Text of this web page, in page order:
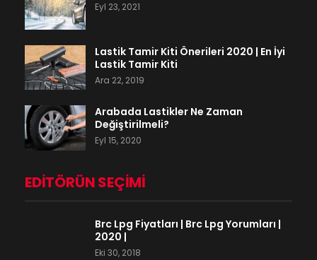
Eyl 23, 2021
Lastik Tamir Kiti Önerileri 2020 | En İyi
Lastik Tamir Kiti
Ara 22, 2019
Arabada Lastikler Ne Zaman
Değiştirilmeli?
Eyl 15, 2020
EDITÖRÜN SEÇIMI
Brc Lpg Fiyatları | Brc Lpg Yorumları |
2020 |
Eki 30, 2018